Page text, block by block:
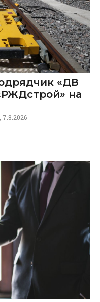
«ДВ
на
7.8.2026